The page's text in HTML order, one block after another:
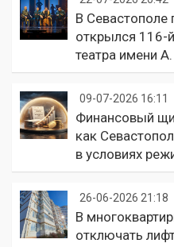
В Севастополе
открылся 116-
театра имени
09-07-2026 16:11
Финансовый
как
в условиях
26-06-2026 21:18
В
отключать